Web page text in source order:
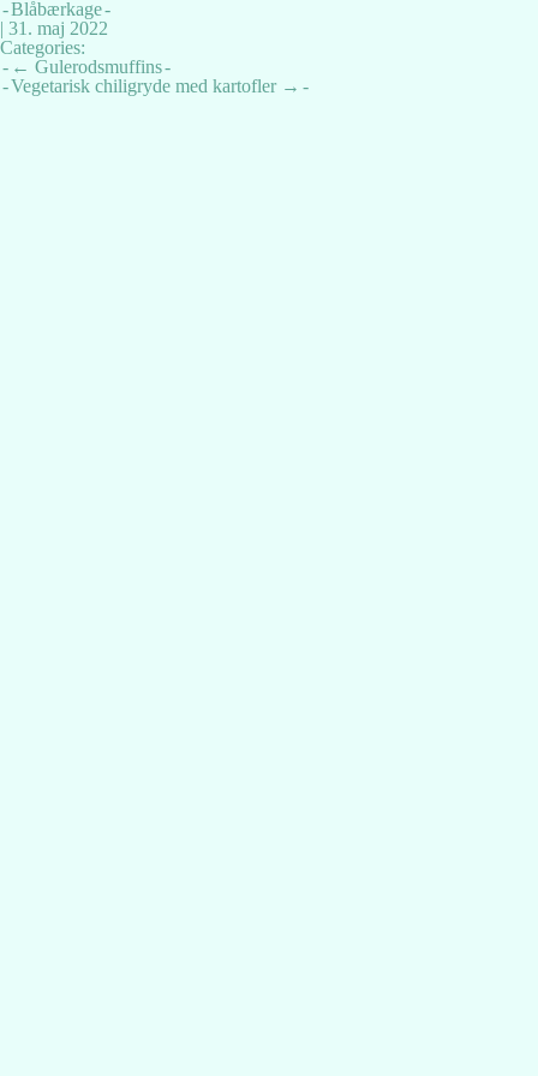
Blåbærkage
| 31. maj 2022
Categories:
Indlægsnavigation
← Gulerodsmuffins
Vegetarisk chiligryde med kartofler →